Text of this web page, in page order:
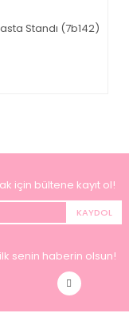
Standı (7b142)
için bültene kayıt ol!
KAYDOL
senin haberin olsun!